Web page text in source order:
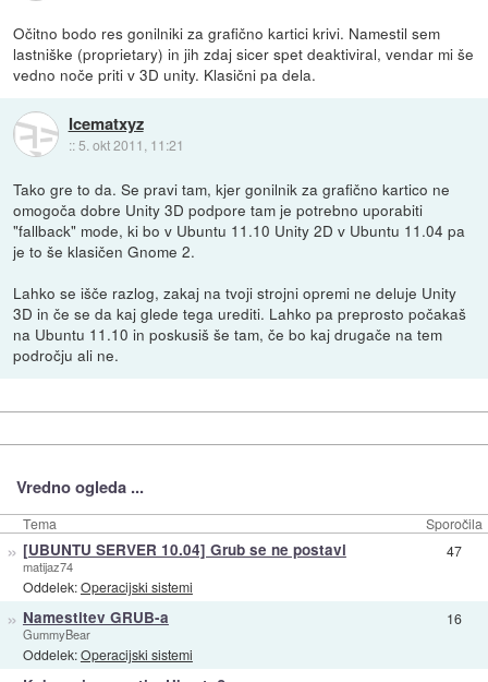
Očitno bodo res gonilniki za grafično kartici krivi. Namestil sem
lastniške (proprietary) in jih zdaj sicer spet deaktiviral, vendar mi še
vedno noče priti v 3D unity. Klasični pa dela.
Icematxyz
:: 5. okt 2011, 11:21
Tako gre to da. Se pravi tam, kjer gonilnik za grafično kartico ne
omogoča dobre Unity 3D podpore tam je potrebno uporabiti
"fallback" mode, ki bo v Ubuntu 11.10 Unity 2D v Ubuntu 11.04 pa
je to še klasičen Gnome 2.
Lahko se išče razlog, zakaj na tvoji strojni opremi ne deluje Unity
3D in če se da kaj glede tega urediti. Lahko pa preprosto počakaš
na Ubuntu 11.10 in poskusiš še tam, če bo kaj drugače na tem
področju ali ne.
Vredno ogleda ...
Tema Sporočila
» [UBUNTU SERVER 10.04] Grub se ne postavi
matijaz74
Oddelek:Operacijski sistemi
47
» Namestitev GRUB-a
GummyBear
Oddelek:Operacijski sistemi
16